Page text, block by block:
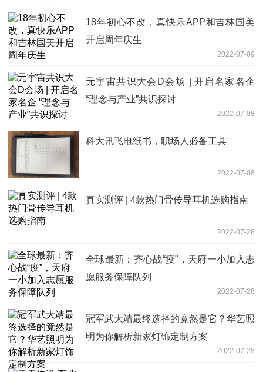
18年初心不改，真快乐APP和吉林国美
开启周年庆生
2022-07-09
元宇宙共识大会D会场 | 开启名家名企
“理念与产业”共识探讨
2022-07-08
​科大讯飞电纸书，职场人必备工具
2022-07-08
真实测评 | 4款热门骨传导耳机选购指南
2022-07-28
全球最新：齐心战“疫”，天府一小加入志
愿服务保障队列
2022-07-28
冠军武大靖最终选择的竟然是它？华艺照
明为你解析新家灯饰定制方案
2022-07-28